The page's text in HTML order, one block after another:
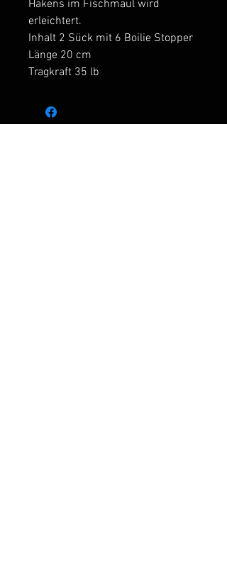
Hakens im Fischmaul wird
erleichtert.
Inhalt 2 Sück mit 6 Boilie Stopper
Länge 20 cm
Tragkraft 35 lb